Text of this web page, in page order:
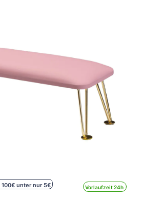
unter nur 5€ Vorlaufzeit 24h